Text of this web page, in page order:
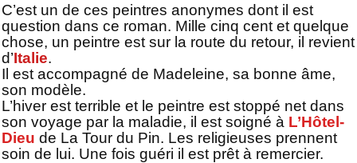
C’est un de ces peintres anonymes dont il est
question dans ce roman. Mille cinq cent et quelque
chose, un peintre est sur la route du retour, il revient
d’Italie.
Il est accompagné de Madeleine, sa bonne âme,
son modèle.
L’hiver est terrible et le peintre est stoppé net dans
son voyage par la maladie, il est soigné à L’Hôtel-
Dieu de La Tour du Pin. Les religieuses prennent
soin de lui. Une fois guéri il est prêt à remercier.